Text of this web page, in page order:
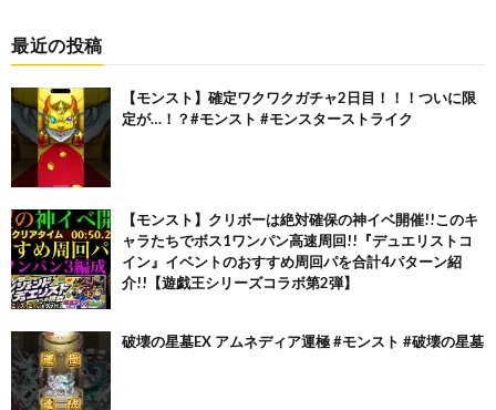
最近の投稿
【モンスト】確定ワクワクガチャ2日目！！！ついに限
定が…！？#モンスト #モンスターストライク
【モンスト】クリボーは絶対確保の神イベ開催!!このキ
ャラたちでボス1ワンパン高速周回!!『デュエリストコ
イン』イベントのおすすめ周回パを合計4パターン紹
介!!【遊戯王シリーズコラボ第2弾】
破壊の星墓EX アムネディア運極 #モンスト #破壊の星墓